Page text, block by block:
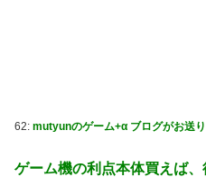
62: mutyunのゲーム+α ブログがお送り
ゲーム機の利点本体買えば